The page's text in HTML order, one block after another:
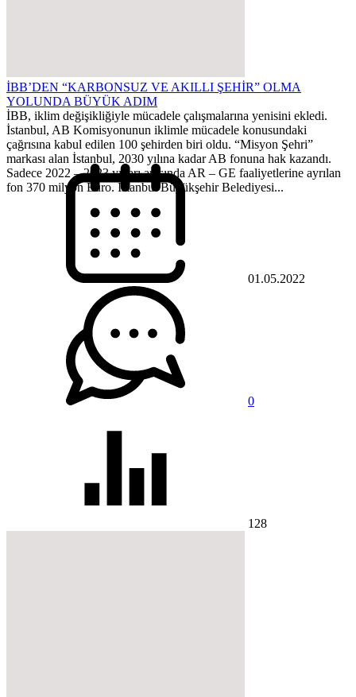
İBB’DEN “KARBONSUZ VE AKILLI ŞEHİR” OLMA
YOLUNDA BÜYÜK ADIM
İBB, iklim değişikliğiyle mücadele çalışmalarına yenisini ekledi.
İstanbul, AB Komisyonunun iklimle mücadele konusundaki
çağrısına kabul edilen 100 şehirden biri oldu. “Misyon Şehri”
markası alan İstanbul, 2030 yılına kadar AB fonuna hak kazandı.
Sadece 2022 – 2023 yılları arasında AR – GE faaliyetlerine ayrılan
fon 370 milyon Euro. İstanbul Büyükşehir Belediyesi...
01.05.2022
0
128